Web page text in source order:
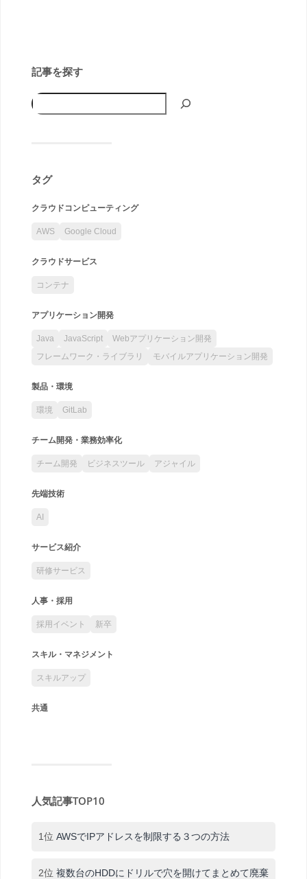
記事を探す
タグ
クラウドコンピューティング
AWS Google Cloud
クラウドサービス
コンテナ
アプリケーション開発
Java JavaScript
Webアプリケーション開発
フレームワーク・ライブラリ
モバイルアプリケーション開発
製品・環境
環境 GitLab
チーム開発・業務効率化
チーム開発 ビジネスツール アジャイル
先端技術
AI
サービス紹介
研修サービス
人事・採用
採用イベント 新卒
スキル・マネジメント
スキルアップ
共通
人気記事TOP10
1位 AWSでIPアドレスを制限する３つの方法
2位 複数台のHDDにドリルで穴を開けてまとめて廃棄